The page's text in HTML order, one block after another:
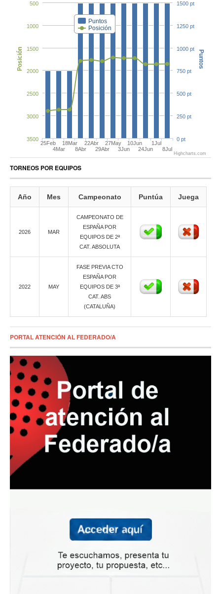
Posición Puntos
Puntos
Posición
25Feb
4Mar
18Mar
8Abr
22Abr
29Abr
27May
3Jun
10Jun
24Jun
1Jul
8Jul
500
1000
1500
2000
2500
3000
3500 0 pt
250 pt
500 pt
750 pt
1000 pt
1250 pt
1500 pt
Highcharts.com
TORNEOS POR EQUIPOS
Año Mes Campeonato Puntúa Juega
2026 MAR
CAMPEONATO DE
ESPAÑA POR
EQUIPOS DE 2ª
CAT. ABSOLUTA
2022 MAY
FASE PREVIA CTO
ESPAÑA POR
EQUIPOS DE 3ª
CAT. ABS
(CATALUÑA)
PORTAL ATENCIÓN AL FEDERADO/A